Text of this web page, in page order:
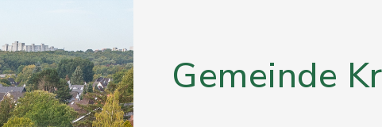
Gemeinde